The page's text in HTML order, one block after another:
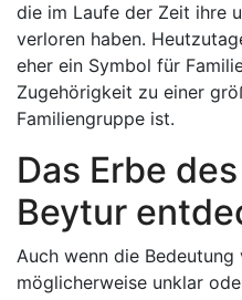
die im Laufe der Zeit ihre
verloren haben.
eher ein Symbol für
Zugehörigkeit zu einer
Familiengruppe ist.
Das Erbe
Beytur
Auch wenn die
möglicherweise unklar